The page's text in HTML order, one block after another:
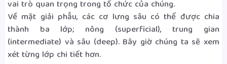
vai trò quan trọng trong tổ chức của chúng.
Về mặt giải phẫu, các cơ lưng sâu có thể được chia
thành ba lớp; nông (superficial), trung gian
(intermediate) và sâu (deep). Bây giờ chúng ta sẽ xem
xét từng lớp chi tiết hơn.